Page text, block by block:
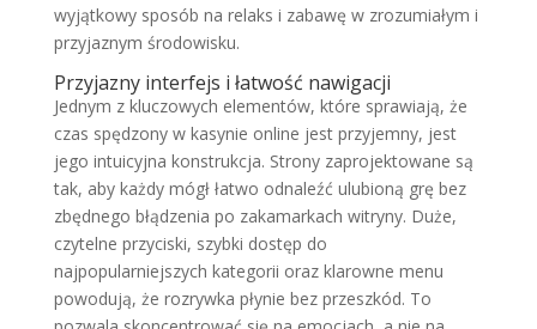
wyjątkowy sposób na relaks i zabawę w zrozumiałym i
przyjaznym środowisku.
Przyjazny interfejs i łatwość nawigacji
Jednym z kluczowych elementów, które sprawiają, że
czas spędzony w kasynie online jest przyjemny, jest
jego intuicyjna konstrukcja. Strony zaprojektowane są
tak, aby każdy mógł łatwo odnaleźć ulubioną grę bez
zbędnego błądzenia po zakamarkach witryny. Duże,
czytelne przyciski, szybki dostęp do
najpopularniejszych kategorii oraz klarowne menu
powodują, że rozrywka płynie bez przeszkód. To